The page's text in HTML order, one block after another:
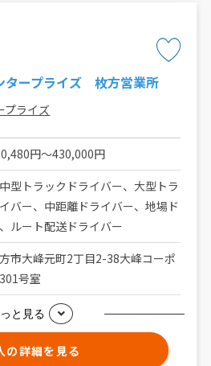
タープライズ 枚方営業所
プライズ
円〜430,000円
型トラックドライバー、大型トラ
バー、中距離ドライバー、地場ド
ルート配送ドライバー
市大峰元町2丁目2-38大峰コーポ
号室
と見る
の詳細を見る